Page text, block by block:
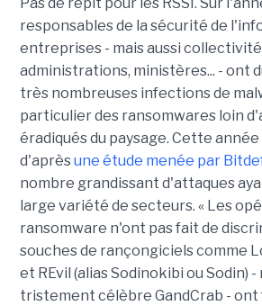
Pas de répit pour les RSSI. Sur
responsables de la sécurité de
entreprises - mais aussi
administrations, ministères... - ont
très nombreuses infections de
particulier des ransomwares loin
éradiqués du paysage. Cette
d'aprèsune étude menée par
nombre grandissant d'attaques
large variété de secteurs. « Les
ransomware n'ont pas fait de
souches de rançongiciels comme
et REvil (alias Sodinokibi ou Sodin)
tristement célèbre GandCrab -